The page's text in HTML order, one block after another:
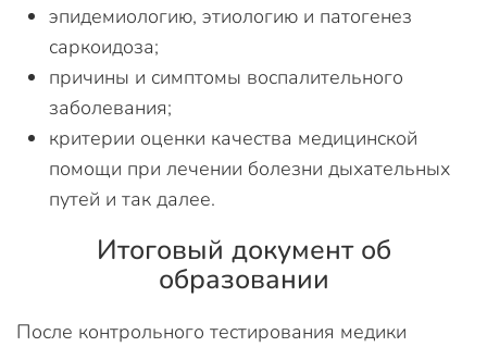
эпидемиологию, этиологию и патогенез
саркоидоза;
причины и симптомы воспалительного
заболевания;
критерии оценки качества медицинской
помощи при лечении болезни дыхательных
путей и так далее.
Итоговый документ об
образовании
После контрольного тестирования медики